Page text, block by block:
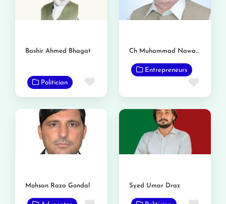
Bashir Ahmed Bhagat
Politician Favorite
Ch Muhammad Nawaz Gondal (Tajey Ka)
Entrepreneurs
Mohsan Raza Gondal Syed Umar Draz